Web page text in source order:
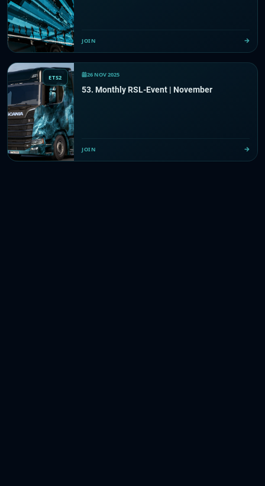
JOIN
ETS2 26 NOV 2025
53. Monthly RSL-Event | November
JOIN